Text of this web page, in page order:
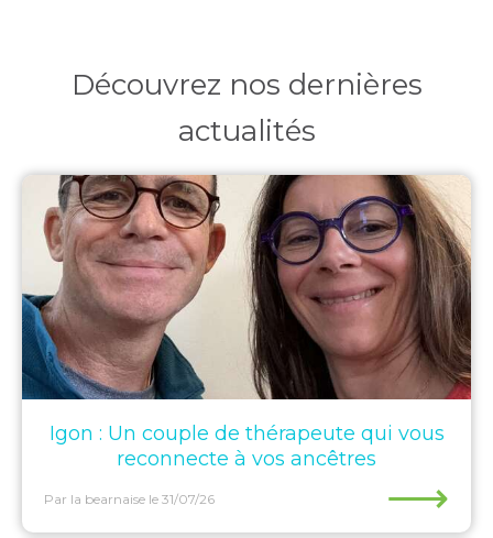
Découvrez nos dernières
actualités
Igon : Un couple de thérapeute qui vous
reconnecte à vos ancêtres
Par la bearnaise le 31/07/26 ⟶